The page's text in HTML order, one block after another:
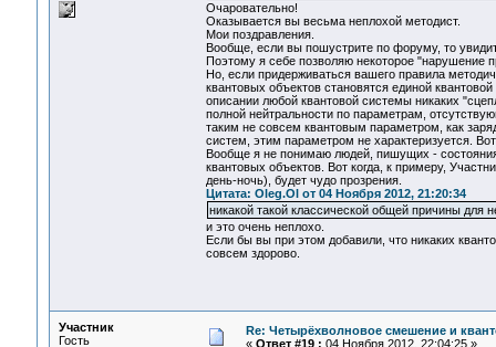
Очаровательно!
Оказывается вы весьма неплохой методист.
Мои поздравления.
Вообще, если вы пошустрите по форуму, то
Поэтому я себе позволяю некоторое "нарушение
Но, если придерживаться вашего правила
квантовых объектов становятся единой
описании любой квантовой системы никаких
полной нейтральности по параметрам,
таким не совсем квантовым параметром, как
систем, этим параметром не характеризуется.
Вообще я не понимаю людей, пишущих -
квантовых объектов. Вот когда, к примеру,
день-ночь), будет чудо прозрения.
Цитата: Oleg.Ol от 04 Ноября 2012, 21:20:34
никакой такой классической общей причины для
и это очень неплохо.
Если бы вы при этом добавили, что никаких
совсем здорово.
Участник
Гость
Re: Четырёхволновое смешение и
« Ответ #19 : 04 Ноября 2012, 22:04:25 »